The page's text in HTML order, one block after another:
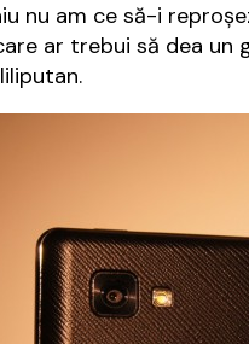
nu am ce să-i
ar trebui să dea un